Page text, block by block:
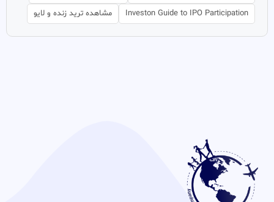
Investon Guide to IPO Participation
مشاهده ترید زنده و لایو